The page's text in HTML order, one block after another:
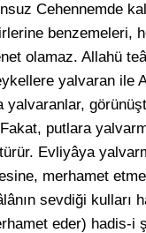
Cehennemde
benzemeleri,
olamaz. Allahü
yalvaran ile
yalvaranlar,
putlara
Evliyâya
merhamet
sevdiği kulları
eder) hadis-i